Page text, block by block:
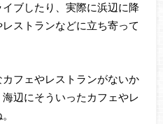
ブしたり、実際に浜辺に降
ストランなどに立ち寄って
フェやレストランがないか
辺にそういったカフェやレ